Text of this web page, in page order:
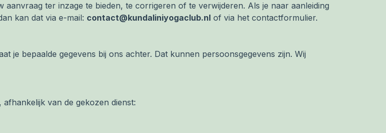
ter inzage te bieden, te corrigeren of te verwijderen. Als je naar aanleiding
kan dat via e-mail: contact@kundaliniyogaclub.nl of via het contactformulier.
je bepaalde gegevens bij ons achter. Dat kunnen persoonsgegevens zijn. Wij
van de gekozen dienst: